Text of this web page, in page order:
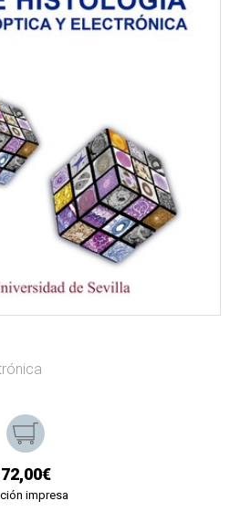
72,00€
impresa